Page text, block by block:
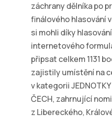
záchrany dělníka po
finálového hlasování
si mohli díky
internetového
připsat celkem 1131
zajistily umístění na
v kategorii
ČECH, zahrnující
z Libereckého,